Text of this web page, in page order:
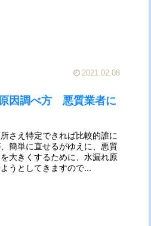
2021.02.08
因調べ方 悪質業者に
さえ特定できれば比較的誰に
簡単に直せるがゆえに、悪質
大きくするために、水漏れ原
うとしてきますので...